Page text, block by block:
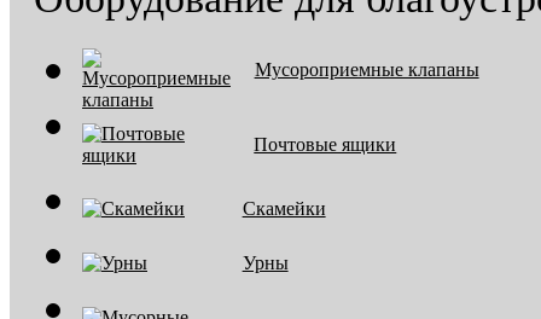
Мусороприемные клапаны
Почтовые ящики
Скамейки
Урны